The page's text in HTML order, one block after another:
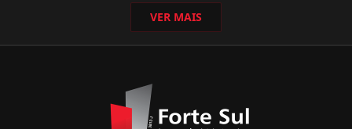
VER MAIS